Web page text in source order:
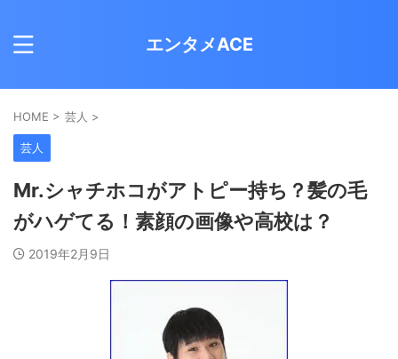
エンタメACE
HOME > 芸人 >
芸人
Mr.シャチホコがアトピー持ち？髪の毛
がハゲてる！素顔の画像や高校は？
2019年2月9日